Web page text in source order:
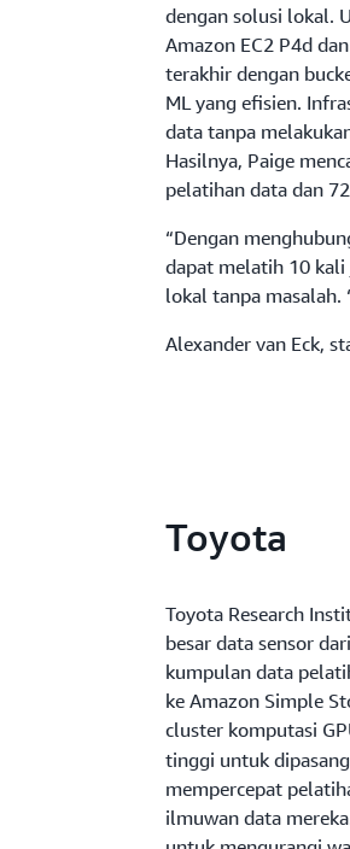
dengan solusi lokal.
Amazon EC2 P4d
terakhir dengan
ML yang efisien.
data tanpa
Hasilnya, Paige
pelatihan data dan
“Dengan
dapat melatih 10
lokal tanpa masalah.
Alexander van Eck,
Toyota
Toyota Research
besar data sensor
kumpulan data
ke Amazon Simple
cluster komputasi
tinggi untuk
mempercepat
ilmuwan data